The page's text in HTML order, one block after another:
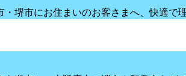
・堺市にお住まいのお客さまへ、快適で